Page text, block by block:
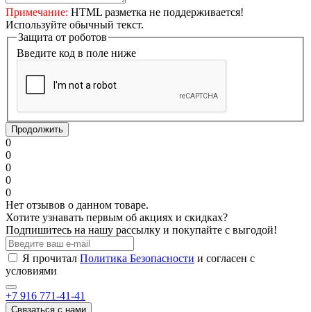
Примечание: HTML разметка не поддерживается!
Используйте обычный текст.
Защита от роботов
Введите код в поле ниже
Продолжить
0
0
0
0
0
Нет отзывов о данном товаре.
Хотите узнавать первым об акциях и скидках?
Подпишитесь на нашу рассылку и покупайте с выгодой!
Я прочитал Политика Безопасности и согласен с
условиями
+7 916 771-41-41
Связаться с нами